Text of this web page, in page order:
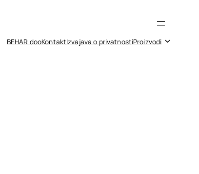
BEHAR dooKontaktIzvajava o privatnostiProizvodi